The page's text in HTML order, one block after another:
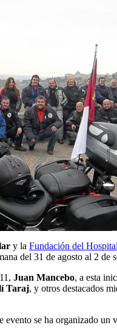
y la Fundación del
del 31 de agosto al 2 de
Juan Mancebo, a esta
Taraj, y otros destacados
evento se ha organizado